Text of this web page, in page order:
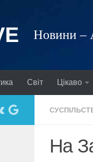
Новини –
Світ Цікаво
На